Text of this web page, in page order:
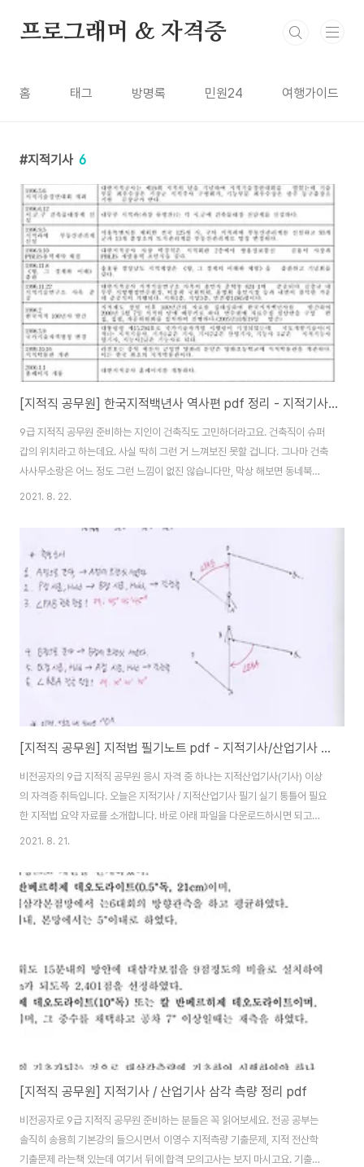
프로그래머 & 자격증
홈 태그 방명록 민원24 여행가이드
지적기사 6
[지적직 공무원] 한국지적백년사 역사편 pdf 정리 - 지적기사 필기 자료
9급 지적직 공무원 준비하는 지인이 건축직도 고민하더라고요. 건축직이 슈퍼
갑의 위치라고 하는데요. 사실 딱히 그런 거 느껴보진 못할 겁니다. 그나마 건축
사사무소랑은 어느 정도 그런 느낌이 없진 않습니다만, 막상 해보면 동네북이
따로 없다는 게 중론입니다. 물론, 지적기사 / 지적산업기사와 관련도 없습니다
원에게 욕먹고, 거기에 꼭 시의원이나 군구의 권 찾아가서 난리 치면 거기에도
불려 가서 보고하고, 거기다가 건축이라는 게 건축법만 보는 게 아니라 타법들
도 다 봐야 하는 거라서요. 서론이 조금 길어질 거 같은데, 우선 지적직 공무원
시험에 필요한 한국 지적 백년사 역사 편 pdf 정리된 거 먼저 소개할게요. [한
국 지적 백년사 ..
2021. 8. 22.
[지적직 공무원] 지적법 필기노트 pdf - 지적기사/산업기사 필기
비전공자의 9급 지적직 공무원 응시 자격 중 하나는 지적산업기사(기사) 이상
의 자격증 취득입니다. 오늘은 지적기사 / 지적산업기사 필기 실기 통틀어 필요
한 지적법 요약 자료를 소개합니다. 바로 아래 파일을 다운로드하시면 되고요.
pdf 파일 내용 전체는 본문에 담을 테니 편한 방법으로 읽어 보시기 바랍니다.
1950. 12. 1) ▶ 토지대장․지적도․임야대장 및 임야도를 지적공부로 규정 ▶
지목을 「18개 종목」에서 「21개 종목」으로 분리 신설하도록 규정 ▶ 지적공부를
「세무서」에 비치하고 토지의 소재.지번.지목.지적.소유자.질권자 도는 지상권자
2021. 8. 21.
[지적직 공무원] 지적기사 / 산업기사 삼각 측량 정리 pdf
비전공자로 9급 지적직 공무원 준비하는 분들은 꼭 읽어보세요. 전공 공부는
솔직히 송용희 기본강의 들으시면서 이영수 지적측량 기출문제, 지적 전산학
기출문제 라는책 있는데 여기서 뒤에 합격 모의고사는 보지 마시고요. 기출문